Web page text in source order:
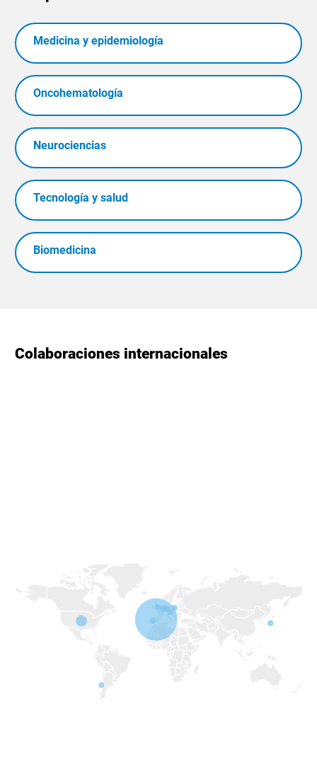
Medicina y epidemiología
Oncohematología
Neurociencias
Tecnología y salud
Biomedicina
Colaboraciones internacionales